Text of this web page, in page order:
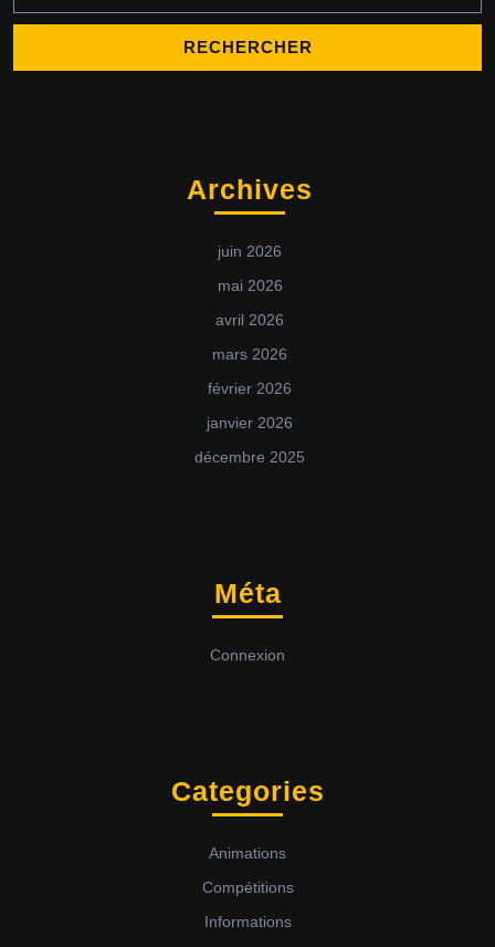
Archives
juin 2026
mai 2026
avril 2026
mars 2026
février 2026
janvier 2026
décembre 2025
Méta
Connexion
Categories
Animations
Compétitions
Informations